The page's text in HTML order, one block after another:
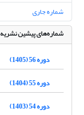
شماره جاری
شماره‌های پیشین نشریه
دوره 56 (1405)
دوره 55 (1404)
دوره 54 (1403)